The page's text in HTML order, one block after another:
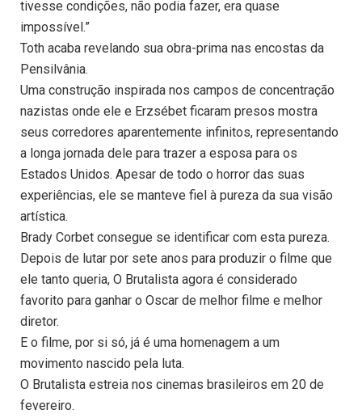
tivesse condições, não podia fazer, era quase
impossível.”
Toth acaba revelando sua obra-prima nas encostas da
Pensilvânia.
Uma construção inspirada nos campos de concentração
nazistas onde ele e Erzsébet ficaram presos mostra
seus corredores aparentemente infinitos, representando
a longa jornada dele para trazer a esposa para os
Estados Unidos. Apesar de todo o horror das suas
experiências, ele se manteve fiel à pureza da sua visão
artística.
Brady Corbet consegue se identificar com esta pureza.
Depois de lutar por sete anos para produzir o filme que
ele tanto queria, O Brutalista agora é considerado
favorito para ganhar o Oscar de melhor filme e melhor
diretor.
E o filme, por si só, já é uma homenagem a um
movimento nascido pela luta.
O Brutalista estreia nos cinemas brasileiros em 20 de
fevereiro.